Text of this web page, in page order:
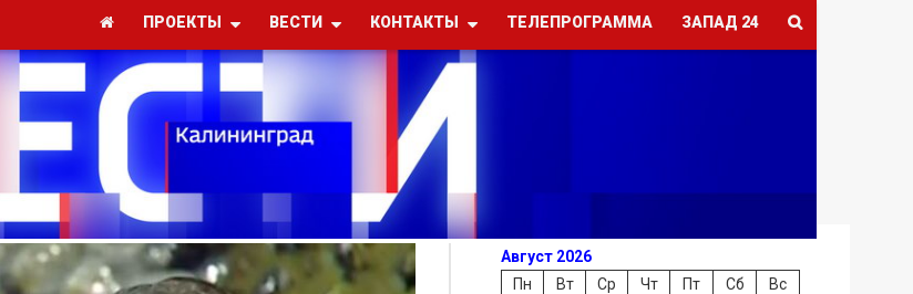
ПРОЕКТЫ ВЕСТИ КОНТАКТЫ ТЕЛЕПРОГРАММА ЗАПАД 24
Август 2026
Пн
Вт Ср Чт Пт Сб Вс